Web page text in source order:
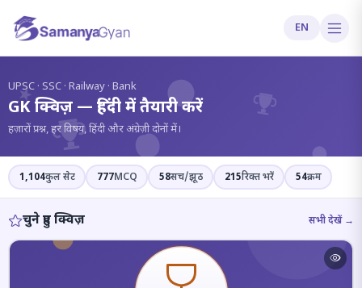
EN
?
UPSC · SSC · Railway · Bank
GK क्विज़ — हिंदी में तैयारी करें
हज़ारों प्रश्न, हर विषय, हिंदी और अंग्रेज़ी दोनों में।
1,104कुल सेट 777MCQ 58सच/झूठ 215रिक्त भरें 54क्रम
चुने हुए क्विज़ सभी देखें →